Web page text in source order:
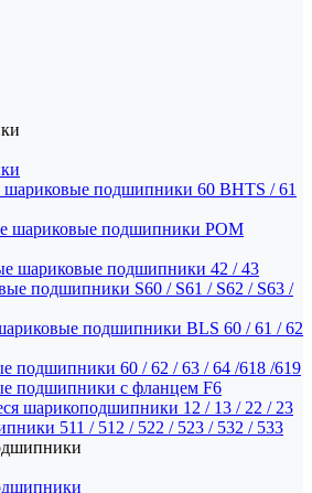
шариковые подшипники 60 BHTS / 61
шариковые подшипники POM
шариковые подшипники 42 / 43
подшипники S60 / S61 / S62 / S63 /
подшипники BLS 60 / 61 / 62
подшипники 60 / 62 / 63 / 64 /618 /619
подшипники с фланцем F6
шарикоподшипники 12 / 13 / 22 / 23
511 / 512 / 522 / 523 / 532 / 533